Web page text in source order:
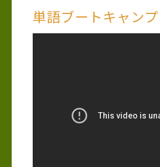
単語ブートキャンプ